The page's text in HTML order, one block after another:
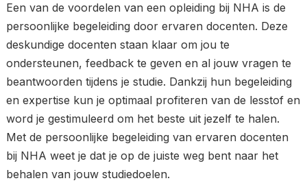
Een van de voordelen van een opleiding bij NHA is de
persoonlijke begeleiding door ervaren docenten. Deze
deskundige docenten staan klaar om jou te
ondersteunen, feedback te geven en al jouw vragen te
beantwoorden tijdens je studie. Dankzij hun begeleiding
en expertise kun je optimaal profiteren van de lesstof en
word je gestimuleerd om het beste uit jezelf te halen.
Met de persoonlijke begeleiding van ervaren docenten
bij NHA weet je dat je op de juiste weg bent naar het
behalen van jouw studiedoelen.